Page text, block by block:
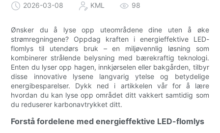
2026-03-08 KML 98
Ønsker du å lyse opp uteområdene dine uten å øke
strømregningene? Oppdag kraften i energieffektive LED-
flomlys til utendørs bruk – en miljøvennlig løsning som
kombinerer strålende belysning med bærekraftig teknologi.
Enten du lyser opp hagen, innkjørselen eller bakgården, tilbyr
disse innovative lysene langvarig ytelse og betydelige
energibesparelser. Dykk ned i artikkelen vår for å lære
hvordan du kan lyse opp området ditt vakkert samtidig som
du reduserer karbonavtrykket ditt.
Forstå fordelene med energieffektive LED-flomlys